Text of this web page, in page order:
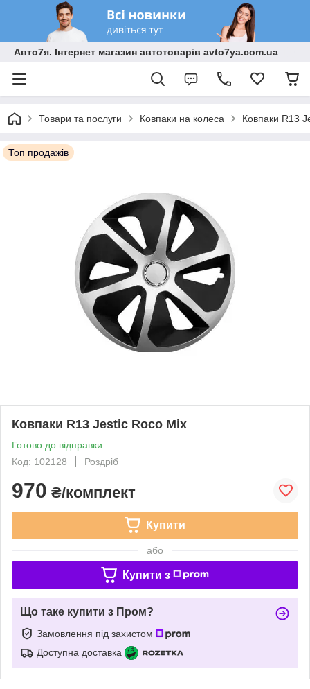
Авто7я. Інтернет магазин автотоварів avto7ya.com.ua
Товари та послуги Ковпаки на колеса Ковпаки R13
Топ продажів
Ковпаки R13 Jestic Roco Mix
Готово до відправки
Код: 102128
Роздріб
970 ₴/комплект
Купити
або
Купити з
Що таке купити з Пром?
Замовлення під захистом
Доступна доставка